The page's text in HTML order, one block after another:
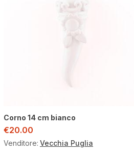
Corno 14 cm bianco
€20.00
Venditore: Vecchia Puglia